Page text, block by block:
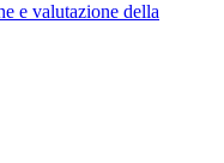
e valutazione della